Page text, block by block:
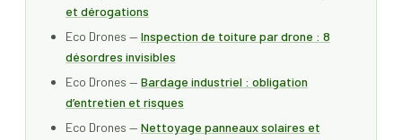
et dérogations
Eco Drones — Inspection de toiture par drone : 8
désordres invisibles
Eco Drones — Bardage industriel : obligation
d’entretien et risques
Eco Drones — Nettoyage panneaux solaires et